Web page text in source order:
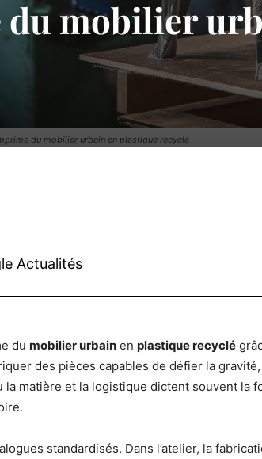
du mobilier urbain en plastique recyclé
mobilier
Actualités
du mobilier urbain en plastique recyclé
des pièces capables de défier la gravité,
la matière et la logistique dictent souvent la
standardisés. Dans l’atelier, la